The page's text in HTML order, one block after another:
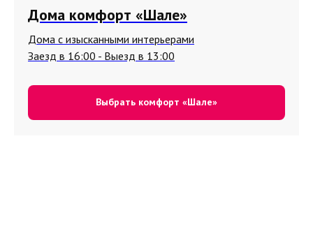
Дома комфорт «Шале»
Дома с изысканными интерьерами
Заезд в 16:00 - Выезд в 13:00
Выбрать комфорт «Шале»